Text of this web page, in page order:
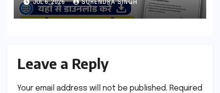
JUL 6, 2026 SURENDRA SINGH
Leave a Reply
Your email address will not be published. Required